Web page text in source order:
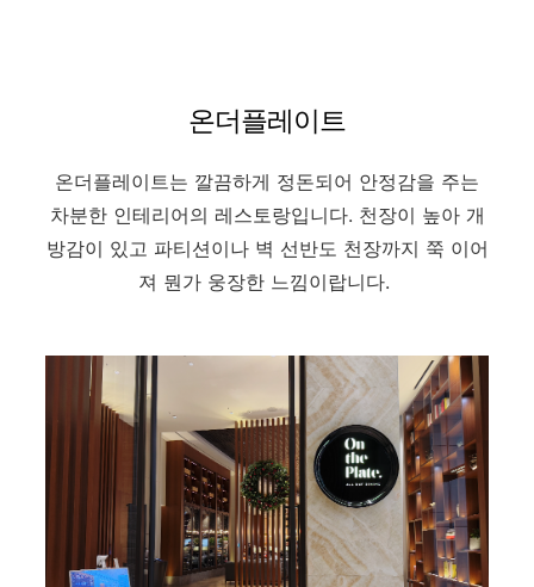
온더플레이트
온더플레이트는 깔끔하게 정돈되어 안정감을 주는
차분한 인테리어의 레스토랑입니다. 천장이 높아 개
방감이 있고 파티션이나 벽 선반도 천장까지 쭉 이어
져 뭔가 웅장한 느낌이랍니다.